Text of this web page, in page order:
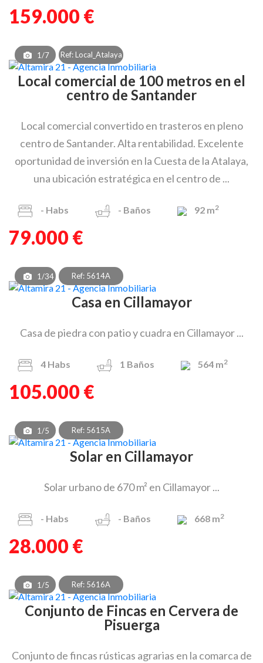
159.000 €
1/7 Ref: Local_Atalaya
Local comercial de 100 metros en el
centro de Santander
Local comercial convertido en trasteros en pleno
centro de Santander. Alta rentabilidad. Excelente
oportunidad de inversión en la Cuesta de la Atalaya,
una ubicación estratégica en el centro de ...
- Habs - Baños 92 m2
79.000 €
1/34 Ref: 5614A
Casa en Cillamayor
Casa de piedra con patio y cuadra en Cillamayor ...
4 Habs 1 Baños 564 m2
105.000 €
1/5 Ref: 5615A
Solar en Cillamayor
Solar urbano de 670 m² en Cillamayor ...
- Habs - Baños 668 m2
28.000 €
1/5 Ref: 5616A
Conjunto de Fincas en Cervera de
Pisuerga
Conjunto de fincas rústicas agrarias en la comarca de